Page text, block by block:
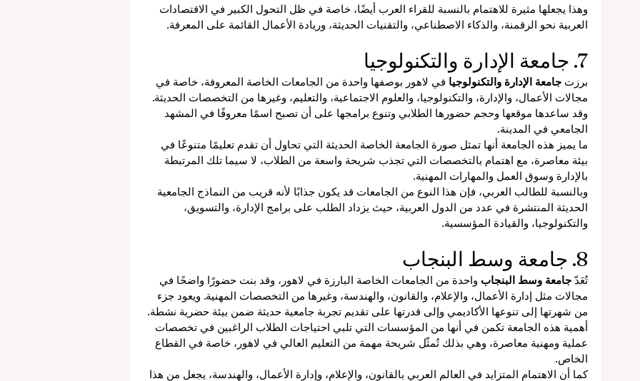
وهذا يجعلها مثيرة للاهتمام بالنسبة للقراء العرب أيضًا، خاصة في ظل التحول الكبير في الاقتصادات
العربية نحو الرقمنة، والذكاء الاصطناعي، والتقنيات الحديثة، وريادة الأعمال القائمة على المعرفة.
7. جامعة الإدارة والتكنولوجيا
برزت جامعة الإدارة والتكنولوجيا في لاهور بوصفها واحدة من الجامعات الخاصة المعروفة، خاصة في
مجالات الأعمال، والإدارة، والتكنولوجيا، والعلوم الاجتماعية، والتعليم، وغيرها من التخصصات الحديثة.
وقد ساعدها موقعها وحجم حضورها الطلابي وتنوع برامجها على أن تصبح اسمًا معروفًا في المشهد
الجامعي في المدينة.
ما يميز هذه الجامعة أنها تمثل صورة الجامعة الخاصة الحديثة التي تحاول أن تقدم تعليمًا متنوعًا في
بيئة معاصرة، مع اهتمام بالتخصصات التي تجذب شريحة واسعة من الطلاب، لا سيما تلك المرتبطة
بالإدارة وسوق العمل والمهارات المهنية.
وبالنسبة للطالب العربي، فإن هذا النوع من الجامعات قد يكون جذابًا لأنه قريب من النماذج الجامعية
الحديثة المنتشرة في عدد من الدول العربية، حيث يزداد الطلب على برامج الإدارة، والتسويق،
والتكنولوجيا، والقيادة المؤسسية.
8. جامعة وسط البنجاب
تُعَدّ جامعة وسط البنجاب واحدة من الجامعات الخاصة البارزة في لاهور، وقد بنت حضورًا واضحًا في
مجالات مثل إدارة الأعمال، والإعلام، والقانون، والهندسة، وغيرها من التخصصات المهنية. ويعود جزء
من شهرتها إلى تنوعها الأكاديمي وإلى قدرتها على تقديم تجربة جامعية حديثة ضمن بيئة حضرية نشطة.
أهمية هذه الجامعة تكمن في أنها من المؤسسات التي تلبي احتياجات الطلاب الراغبين في تخصصات
عملية ومهنية معاصرة، وهي بذلك تُمثّل شريحة مهمة من التعليم العالي في لاهور، خاصة في القطاع
الخاص.
كما أن الاهتمام المتزايد في العالم العربي بالقانون، والإعلام، وإدارة الأعمال، والهندسة، يجعل من هذا